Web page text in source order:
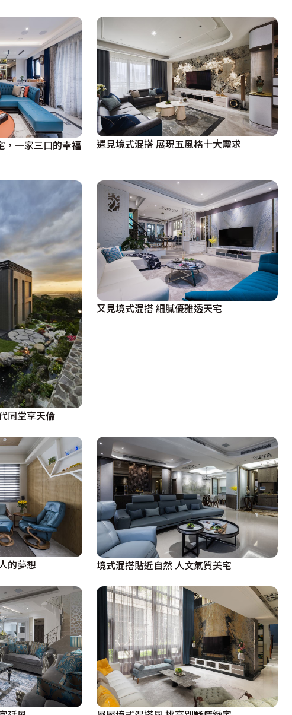
，一家三口的幸福
遇見境式混搭 展現五風格十大需求
同堂享天倫
又見境式混搭 細膩優雅透天宅
的夢想
境式混搭貼近自然 人文氣質美宅